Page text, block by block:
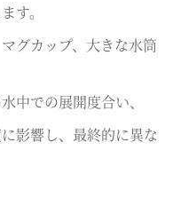
す。
グカップ、大きな水筒
中での展開度合い、
影響し、最終的に異な